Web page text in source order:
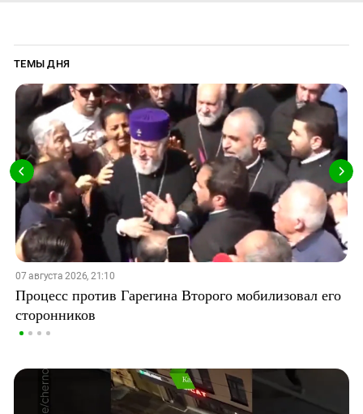
ТЕМЫ ДНЯ
07 августа 2026, 21:10
Процесс против Гарегина Второго мобилизовал его
сторонников